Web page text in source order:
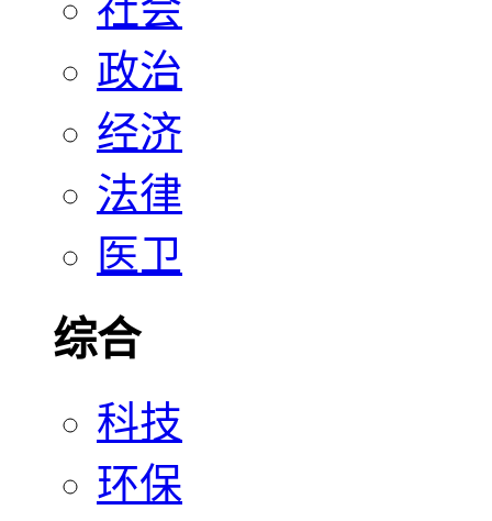
政治
经济
法律
医卫
综合
科技
环保